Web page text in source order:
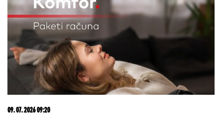
"HTEO JE DA NAS PRIJAVI CENTRU ZA SOCIJALNI
RAD"Verica Rakočević na početku karijere prošla
kroz pakao, ove reč i danas joj odzvanjaju u ušima:
"Oduzeće vam decu"
GOCA BOŽINOVSKA SA
PORODICOM U GRČKOJ!Snajka
Bojana grmi u kupaćem, pevačica se